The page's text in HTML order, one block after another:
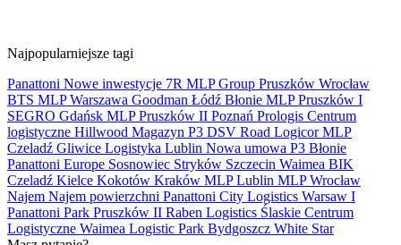
Najpopularniejsze tagi
Panattoni Nowe inwestycje 7R MLP Group Pruszków Wrocław
BTS MLPWarszawa Goodman Łódź Błonie MLP Pruszków I
SEGRO Gdańsk MLP Pruszków II Poznań Prologis Centrum
logistyczne Hillwood Magazyn P3 DSV Road LogicorMLP
Czeladź Gliwice Logistyka Lublin Nowa umowa P3 Błonie
Panattoni Europe Sosnowiec Stryków Szczecin Waimea BIK
Czeladź Kielce Kokotów Kraków MLP Lublin MLP Wrocław
Najem Najem powierzchni Panattoni City Logistics Warsaw I
Panattoni Park Pruszków II Raben Logistics Ślaskie Centrum
Logistyczne Waimea Logistic Park Bydgoszcz White Star